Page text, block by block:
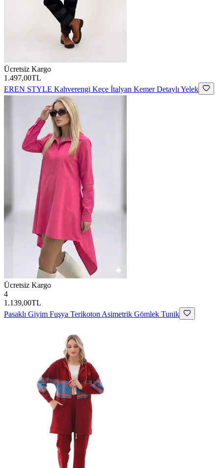
Ücretsiz Kargo
1.497,00TL
EREN STYLE Kahverengi Keçe İtalyan Kemer Detaylı Yelek
Ücretsiz Kargo
4
1.139,00TL
Pasaklı Giyim Fuşya Terikoton Asimetrik Gömlek Tunik